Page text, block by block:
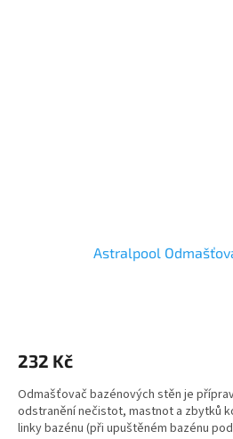
Astralpool
232 Kč
Odmašťovač bazénových stěn je
odstranění nečistot, mastnot a zbytků
linky bazénu (při upuštěném bazénu